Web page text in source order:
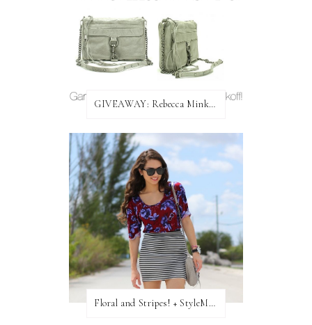
GIVEAWAY: Rebecca Minkoff Bag!
Floral and Stripes! + StyleMint GIVEAWAY!